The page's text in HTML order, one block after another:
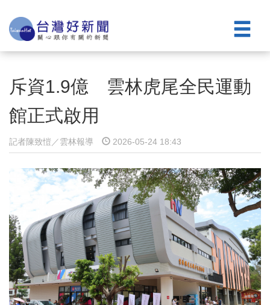
斥資1.9億 雲林虎尾全民運動
館正式啟用
記者陳致愷／雲林報導 2026-05-24 18:43